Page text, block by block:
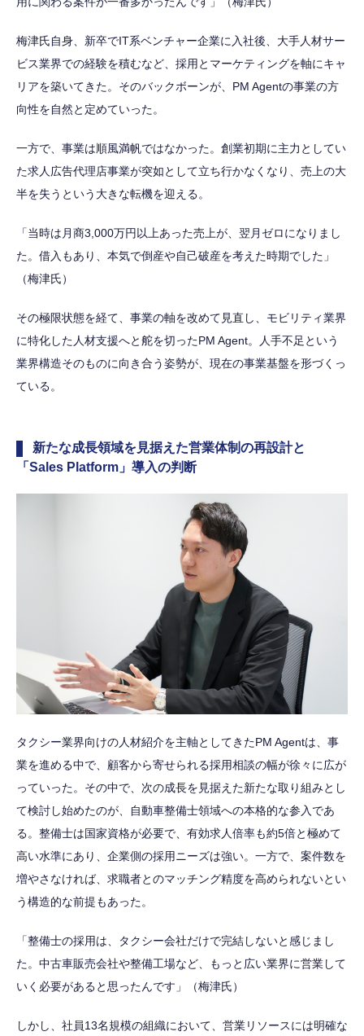
梅津氏自身、新卒でIT系ベンチャー企業に入社後、大手人材サー
ビス業界での経験を積むなど、採用とマーケティングを軸にキャ
リアを築いてきた。そのバックボーンが、PM Agentの事業の方
向性を自然と定めていった。
一方で、事業は順風満帆ではなかった。創業初期に主力としてい
た求人広告代理店事業が突如として立ち行かなくなり、売上の大
半を失うという大きな転機を迎える。
「当時は月商3,000万円以上あった売上が、翌月ゼロになりまし
た。借入もあり、本気で倒産や自己破産を考えた時期でした」
（梅津氏）
その極限状態を経て、事業の軸を改めて見直し、モビリティ業界
に特化した人材支援へと舵を切ったPM Agent。人手不足という
業界構造そのものに向き合う姿勢が、現在の事業基盤を形づくっ
ている。
新たな成長領域を見据えた営業体制の再設計と
「Sales Platform」導入の判断
タクシー業界向けの人材紹介を主軸としてきたPM Agentは、事
業を進める中で、顧客から寄せられる採用相談の幅が徐々に広が
っていった。その中で、次の成長を見据えた新たな取り組みとし
て検討し始めたのが、自動車整備士領域への本格的な参入であ
る。整備士は国家資格が必要で、有効求人倍率も約5倍と極めて
高い水準にあり、企業側の採用ニーズは強い。一方で、案件数を
増やさなければ、求職者とのマッチング精度を高められないとい
う構造的な前提もあった。
「整備士の採用は、タクシー会社だけで完結しないと感じまし
た。中古車販売会社や整備工場など、もっと広い業界に営業して
いく必要があると思ったんです」（梅津氏）
しかし、社員13名規模の組織において、営業リソースには明確な